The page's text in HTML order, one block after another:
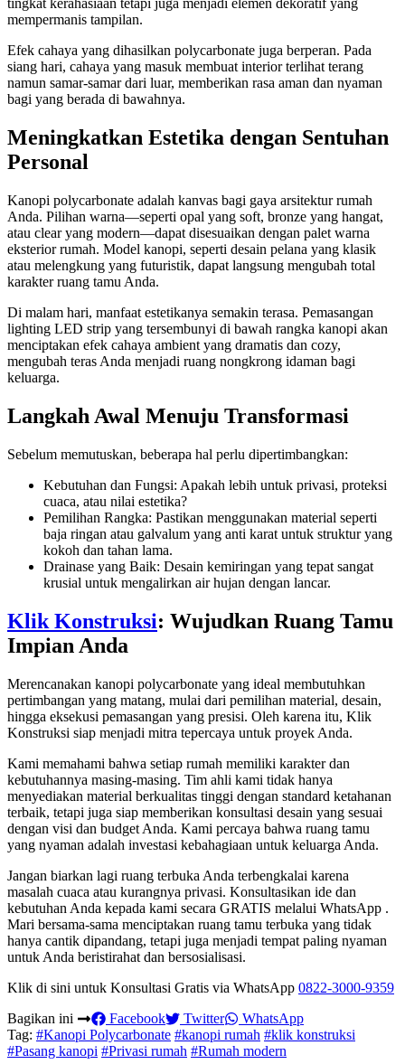
tingkat kerahasiaan tetapi juga menjadi elemen dekoratif yang
mempermanis tampilan.
Efek cahaya yang dihasilkan polycarbonate juga berperan. Pada
siang hari, cahaya yang masuk membuat interior terlihat terang
namun samar-samar dari luar, memberikan rasa aman dan nyaman
bagi yang berada di bawahnya.
Meningkatkan Estetika dengan Sentuhan
Personal
Kanopi polycarbonate adalah kanvas bagi gaya arsitektur rumah
Anda. Pilihan warna—seperti opal yang soft, bronze yang hangat,
atau clear yang modern—dapat disesuaikan dengan palet warna
eksterior rumah. Model kanopi, seperti desain pelana yang klasik
atau melengkung yang futuristik, dapat langsung mengubah total
karakter ruang tamu Anda.
Di malam hari, manfaat estetikanya semakin terasa. Pemasangan
lighting LED strip yang tersembunyi di bawah rangka kanopi akan
menciptakan efek cahaya ambient yang dramatis dan cozy,
mengubah teras Anda menjadi ruang nongkrong idaman bagi
keluarga.
Langkah Awal Menuju Transformasi
Sebelum memutuskan, beberapa hal perlu dipertimbangkan:
Kebutuhan dan Fungsi: Apakah lebih untuk privasi, proteksi
cuaca, atau nilai estetika?
Pemilihan Rangka: Pastikan menggunakan material seperti
baja ringan atau galvalum yang anti karat untuk struktur yang
kokoh dan tahan lama.
Drainase yang Baik: Desain kemiringan yang tepat sangat
krusial untuk mengalirkan air hujan dengan lancar.
Klik Konstruksi: Wujudkan Ruang Tamu
Impian Anda
Merencanakan kanopi polycarbonate yang ideal membutuhkan
pertimbangan yang matang, mulai dari pemilihan material, desain,
hingga eksekusi pemasangan yang presisi. Oleh karena itu, Klik
Konstruksi siap menjadi mitra tepercaya untuk proyek Anda.
Kami memahami bahwa setiap rumah memiliki karakter dan
kebutuhannya masing-masing. Tim ahli kami tidak hanya
menyediakan material berkualitas tinggi dengan standard ketahanan
terbaik, tetapi juga siap memberikan konsultasi desain yang sesuai
dengan visi dan budget Anda. Kami percaya bahwa ruang tamu
yang nyaman adalah investasi kebahagiaan untuk keluarga Anda.
Jangan biarkan lagi ruang terbuka Anda terbengkalai karena
masalah cuaca atau kurangnya privasi. Konsultasikan ide dan
kebutuhan Anda kepada kami secara GRATIS melalui WhatsApp .
Mari bersama-sama menciptakan ruang tamu terbuka yang tidak
hanya cantik dipandang, tetapi juga menjadi tempat paling nyaman
untuk Anda beristirahat dan bersosialisasi.
Klik di sini untuk Konsultasi Gratis via WhatsApp 0822-3000-9359
Bagikan ini
Facebook Twitter
WhatsApp
Tag: #Kanopi Polycarbonate #kanopi rumah #klik konstruksi
#Pasang kanopi #Privasi rumah #Rumah modern